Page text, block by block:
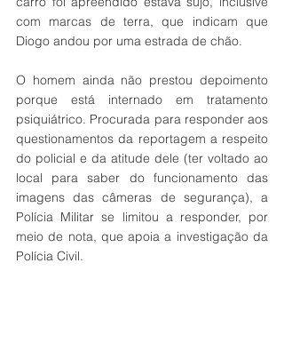
com marcas de terra, que indicam que
Diogo andou por uma estrada de chão.
O homem ainda não prestou depoimento
porque está internado em tratamento
psiquiátrico. Procurada para responder aos
questionamentos da reportagem a respeito
do policial e da atitude dele (ter voltado ao
local para saber do funcionamento das
imagens das câmeras de segurança), a
Polícia Militar se limitou a responder, por
meio de nota, que apoia a investigação da
Polícia Civil.